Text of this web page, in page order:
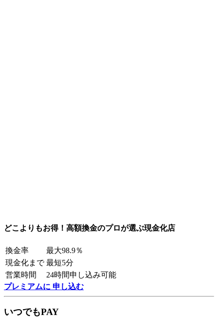
どこよりもお得！高額換金のプロが選ぶ現金化店
換金率
最大98.9％
現金化まで 最短5分
営業時間
24時間申し込み可能
プレミアムに 申し込む
いつでもPAY